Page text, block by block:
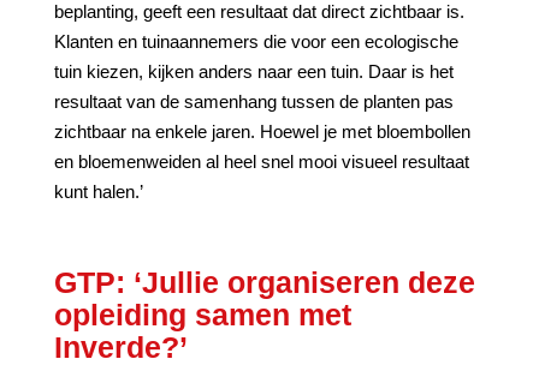
beplanting, geeft een resultaat dat direct zichtbaar is.
Klanten en tuinaannemers die voor een ecologische
tuin kiezen, kijken anders naar een tuin. Daar is het
resultaat van de samenhang tussen de planten pas
zichtbaar na enkele jaren. Hoewel je met bloembollen
en bloemenweiden al heel snel mooi visueel resultaat
kunt halen.’
GTP: ‘Jullie organiseren deze
opleiding samen met
Inverde?’